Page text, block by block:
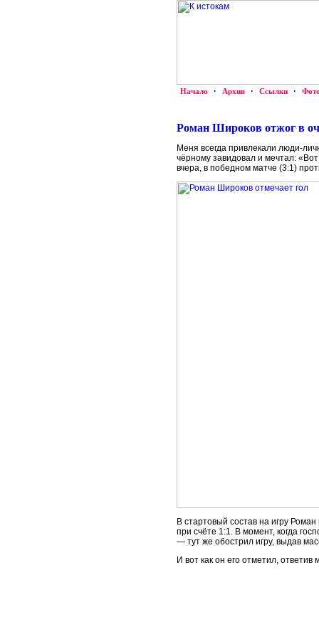
Начало · Архив · Ссылки ·
Роман Широков отжог в
Меня всегда привлекали люди-
чёрному завидовал и мечтал:
вчера, в победном матче (3:1)
В стартовый состав на игру
при счёте 1:1. В момент, когда
— тут же обострил игру, выдав
И вот как он его отметил, ответив